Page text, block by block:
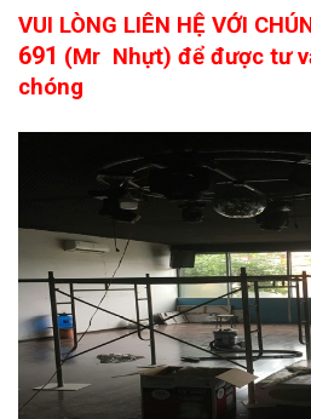
VUI LÒNG LIÊN HỆ VỚI
691 (Mr Nhựt) để được tư
chóng